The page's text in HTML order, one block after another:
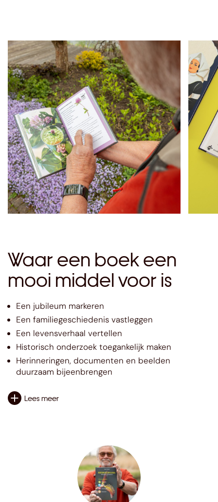
Waar een boek een
mooi middel voor is
Een jubileum markeren
Een familiegeschiedenis vastleggen
Een levensverhaal vertellen
Historisch onderzoek toegankelijk maken
Herinneringen, documenten en beelden
duurzaam bijeenbrengen
Lees meer